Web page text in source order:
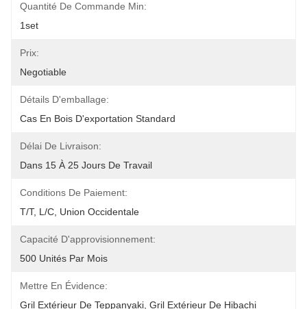
Quantité De Commande Min:
1set
Prix:
Negotiable
Détails D'emballage:
Cas En Bois D'exportation Standard
Délai De Livraison:
Dans 15 À 25 Jours De Travail
Conditions De Paiement:
T/T, L/C, Union Occidentale
Capacité D'approvisionnement:
500 Unités Par Mois
Mettre En Évidence:
Gril Extérieur De Teppanyaki Gril Extérieur De Hibachi